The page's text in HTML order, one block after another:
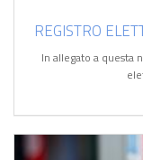
REGISTRO
In allegato a questa